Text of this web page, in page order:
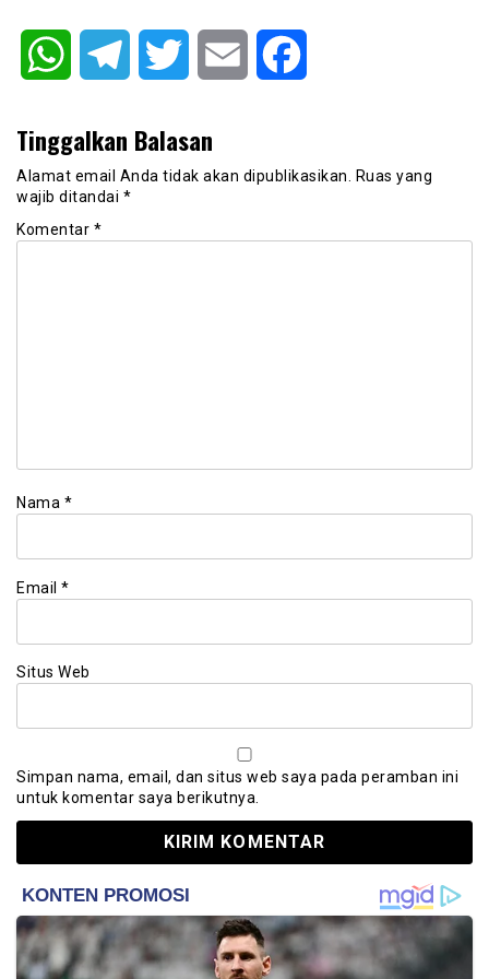
WhatsAppTelegram Twitter Email
Tinggalkan Balasan
Alamat email Anda tidak akan dipublikasikan.
Ruas yang
wajib ditandai *
Komentar *
Nama *
Email *
Situs Web
Simpan nama, email, dan situs web saya pada peramban ini
untuk komentar saya berikutnya.